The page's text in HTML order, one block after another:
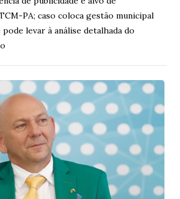
PA; caso coloca gestão municipal
levar à análise detalhada do